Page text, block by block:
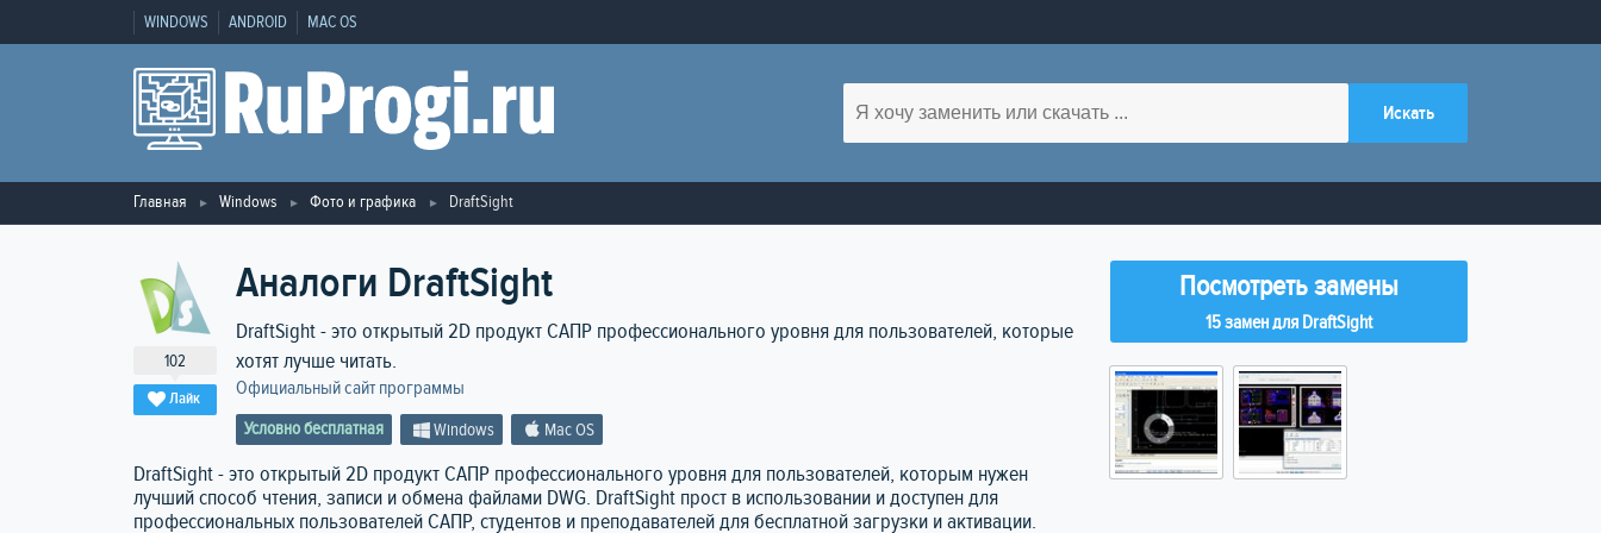
WINDOWS ANDROID MAC OS
Главная Windows Фото и графика DraftSight
102
Лайк
Аналоги DraftSight
DraftSight - это открытый 2D продукт САПР профессионального уровня для пользователей, которые
хотят лучше читать.
Официальный сайт программы
Условно бесплатная Windows Mac OS
Посмотреть замены
15 замен для DraftSight
DraftSight - это открытый 2D продукт САПР профессионального уровня для пользователей, которым нужен
лучший способ чтения, записи и обмена файлами DWG. DraftSight прост в использовании и доступен для
профессиональных пользователей САПР, студентов и преподавателей для бесплатной загрузки и активации.